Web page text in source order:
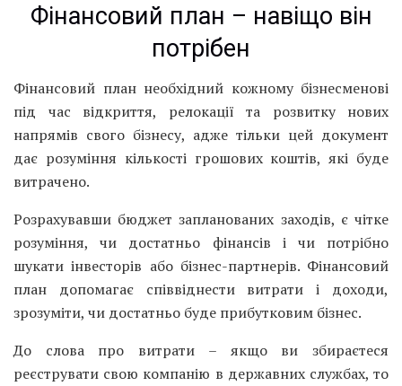
Фінансовий план – навіщо він
потрібен
Фінансовий план необхідний кожному бізнесменові
під час відкриття, релокації та розвитку нових
напрямів свого бізнесу, адже тільки цей документ
дає розуміння кількості грошових коштів, які буде
витрачено.
Розрахувавши бюджет запланованих заходів, є чітке
розуміння, чи достатньо фінансів і чи потрібно
шукати інвесторів або бізнес-партнерів. Фінансовий
план допомагає співвіднести витрати і доходи,
зрозуміти, чи достатньо буде прибутковим бізнес.
До слова про витрати – якщо ви збираєтеся
реєструвати свою компанію в державних службах, то